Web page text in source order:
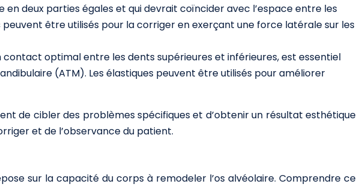
en deux parties égales et qui devrait coïncider avec l’espace entre les
être utilisés pour la corriger en exerçant une force latérale sur les
optimal entre les dents supérieures et inférieures, est essentiel
(ATM). Les élastiques peuvent être utilisés pour améliorer
de cibler des problèmes spécifiques et d’obtenir un résultat esthétique
et de l’observance du patient.
sur la capacité du corps à remodeler l’os alvéolaire. Comprendre ce